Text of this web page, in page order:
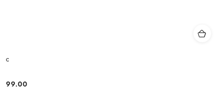
c
Cena:
99.00